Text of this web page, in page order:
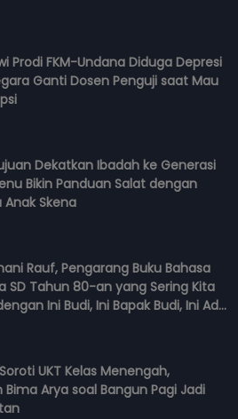
Prodi FKM-Undana Diduga Depresi
Ganti Dosen Penguji saat Mau
Dekatkan Ibadah ke Generasi
Bikin Panduan Salat dengan
Anak Skena
Rauf, Pengarang Buku Bahasa
SD Tahun 80-an yang Sering Kita
Ini Budi, Ini Bapak Budi, Ini Adik
UKT Kelas Menengah,
Bima Arya soal Bangun Pagi Jadi